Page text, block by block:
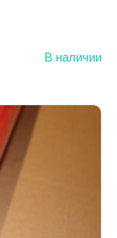
В наличии